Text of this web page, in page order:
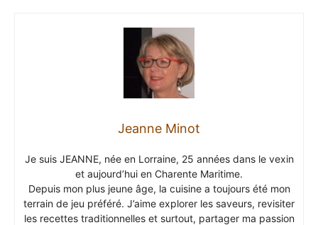
Jeanne Minot
Je suis JEANNE, née en Lorraine, 25 années dans le vexin
et aujourd’hui en Charente Maritime.
Depuis mon plus jeune âge, la cuisine a toujours été mon
terrain de jeu préféré. J’aime explorer les saveurs, revisiter
les recettes traditionnelles et surtout, partager ma passion